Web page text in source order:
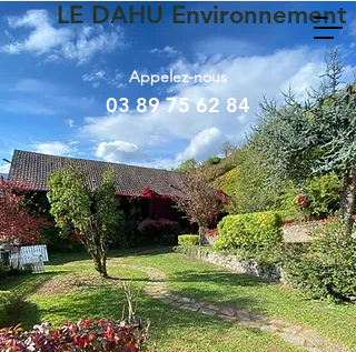
Appelez-nous
03 89 75 62 84
LE DAHU